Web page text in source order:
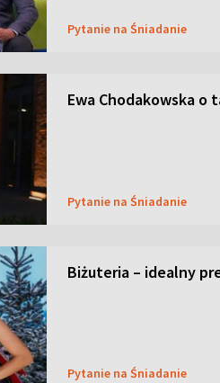
Pytanie na Śniadanie
Ewa Chodakowska o
Pytanie na Śniadanie
Biżuteria – idealny
Pytanie na Śniadanie